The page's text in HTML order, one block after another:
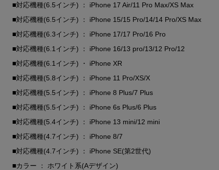
■対応機種(6.5インチ) ： iPhone 17 Air/11 Pro Max/XS Max
■対応機種(6.5インチ) ： iPhone 15/15 Pro/14/14 Pro/XS Max
■対応機種(6.3インチ) ： iPhone 17/17 Pro/16 Pro
■対応機種(6.1インチ) ： iPhone 16/13 pro/13/12 Pro/12
■対応機種(6.1インチ) ・ iPhone XR
■対応機種(5.8インチ) ： iPhone 11 Pro/XS/X
■対応機種(5.5インチ) ： iPhone 8 Plus/7 Plus
■対応機種(5.5インチ) ： iPhone 6s Plus/6 Plus
■対応機種(5.4インチ) ： iPhone 13 mini/12 mini
■対応機種(4.7インチ) ： iPhone 8/7
■対応機種(4.7インチ) ： iPhone SE(第2世代)
■カラー ： ホワイト系(Aデザイン)